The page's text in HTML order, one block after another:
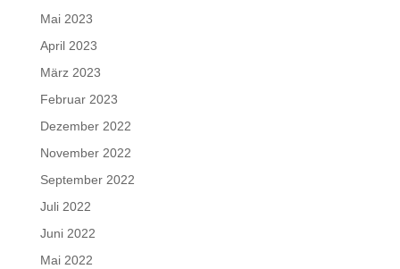
Mai 2023
April 2023
März 2023
Februar 2023
Dezember 2022
November 2022
September 2022
Juli 2022
Juni 2022
Mai 2022